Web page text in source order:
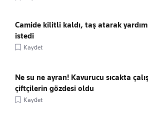
Camide kilitli kaldı, taş atarak yardım
istedi
Kaydet
Ne su ne ayran! Kavurucu sıcakta
çiftçilerin gözdesi oldu
Kaydet